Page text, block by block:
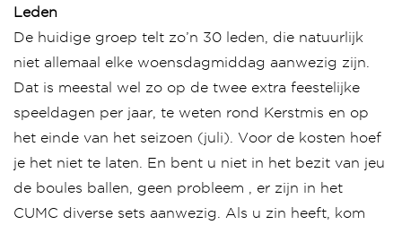
Leden
De huidige groep telt zo’n 30 leden, die natuurlijk
niet allemaal elke woensdagmiddag aanwezig zijn.
Dat is meestal wel zo op de twee extra feestelijke
speeldagen per jaar, te weten rond Kerstmis en op
het einde van het seizoen (juli). Voor de kosten hoef
je het niet te laten. En bent u niet in het bezit van jeu
de boules ballen, geen probleem , er zijn in het
CUMC diverse sets aanwezig. Als u zin heeft, kom